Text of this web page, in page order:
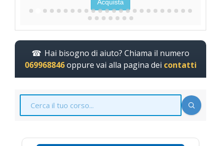
Acquista
Hai bisogno di aiuto? Chiama il numero
069968846oppure vai alla pagina dei contatti